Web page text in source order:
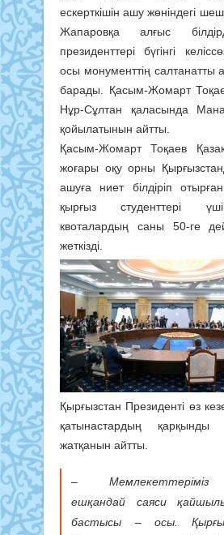
ескерткішін ашу жөніндегі
Жапаровқа алғыс
президенттері бүгінгі
осы монументтің салтанатты
барады. Қасым-Жомарт
Нұр-Сұлтан қаласында
қойылатынын айтты.
Қасым-Жомарт Тоқаев
жоғары оқу орны
ашуға ниет білдіріп
қырғыз студенттері
квоталардың саны 50-ге
жеткізді.
Қырғызстан Президенті өз
қатынастардың
жатқанын айтты.
– Мемлекеттеріміз
ешқандай саяси
бастысы – осы.